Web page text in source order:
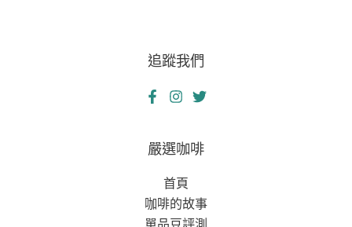
追蹤我們
嚴選咖啡
首頁
咖啡的故事